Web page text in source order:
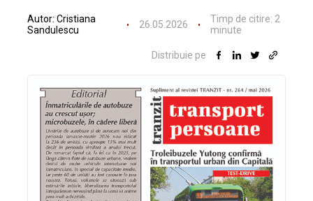
Autor: Cristiana
Sandulescu
26.05.2026 Timp de citire: 2
minute
Distribuie pe